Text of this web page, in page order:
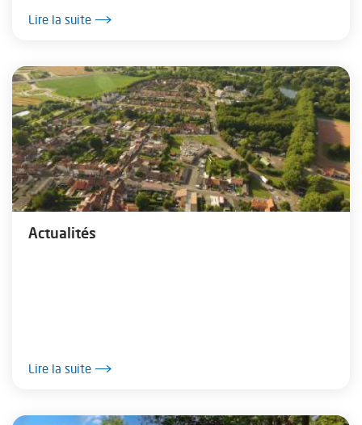
Lire la suite
Actualités
Lire la suite